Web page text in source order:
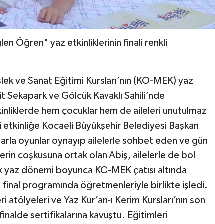
Öğren" yaz etkinliklerinin finali renkli
ve Sanat Eğitimi Kursları’nın (KO-MEK) yaz
ve Gölcük Kavaklı Sahili’nde
hem çocuklar hem de aileleri unutulmaz
etkinliğe Kocaeli Büyükşehir Belediyesi Başkan
oyunlar oynayıp ailelerle sohbet eden ve gün
coşkusuna ortak olan Abiş, ailelerle de bol
dönemi boyunca KO-MEK çatısı altında
programında öğretmenleriyle birlikte işledi.
ve Yaz Kur’an-ı Kerim Kursları’nın son
sertifikalarına kavuştu. Eğitimleri